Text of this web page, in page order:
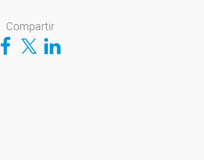
Compartir
Compartir en Facebook
Compartir en TwitterCompartir en LinkedIn